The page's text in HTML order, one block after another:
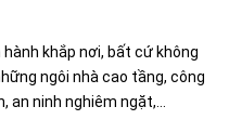
hành khắp nơi, bất cứ không
ngôi nhà cao tầng, công
ninh nghiêm ngặt,…